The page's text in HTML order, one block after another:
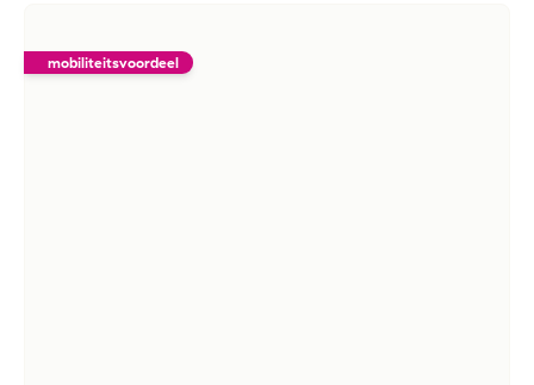
mobiliteitsvoordeel